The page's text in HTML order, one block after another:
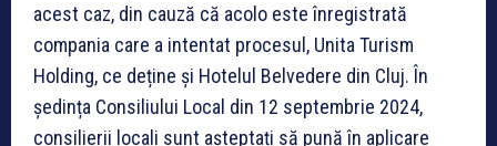
acest caz, din cauză că acolo este înregistrată
compania care a intentat procesul, Unita Turism
Holding, ce deține și Hotelul Belvedere din Cluj. În
ședința Consiliului Local din 12 septembrie 2024,
consilierii locali sunt așteptați să pună în aplicare